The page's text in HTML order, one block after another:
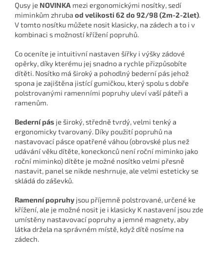
Qusy je NOVINKA mezi ergonomickými nosítky, sedí
miminkům zhruba od velikosti 62 do 92/98 (2m-2-2let).
V tomto nosítku můžete nosit klasicky, na zádech a to i v
kombinaci s možností křížení popruhů.
Co oceníte je intuitivní nastaven šířky i výšky zádové
opěrky, díky kterému jej snadno a rychle přizpůsobíte
dítěti. Nosítko má široký a pohodlný bederní pás jehož
spona je zajištěna jistící gumičkou, který spolu s dobře
polstrovanými ramenními popruhy uleví vaší páteři a
ramenům.
Bederní pás je široký, středně tvrdý, velmi tenký a
ergonomicky tvarovaný. Díky použití popruhů na
nastavovací pásce opatřené váhou (obrovské plus než
udávání věku dítěte, koneckonců není roční miminko jako
roční miminko) dítěte je možné nosítko velmi přesně
nastavit, panel se nikde neshrnuje, ale velmi esteticky se
skládá do záševků.
Ramenní popruhy jsou příjemně polstrované, určené ke
křížení, ale je možné nosit je i klasicky K nastavení jsou zde
umístěny nastavovací popruhy a jemné magnety, aby
látka držela na správném místě, když dítě nosíme na
zádech.